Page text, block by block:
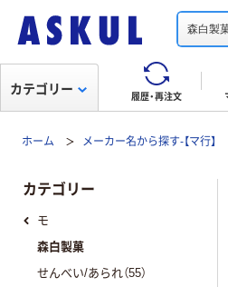
森白製
履歴・再注文
カテゴリー
ホーム メーカー名から探す-【マ行】
カテゴリー
モ
森白製菓
せんべい/あられ（55）